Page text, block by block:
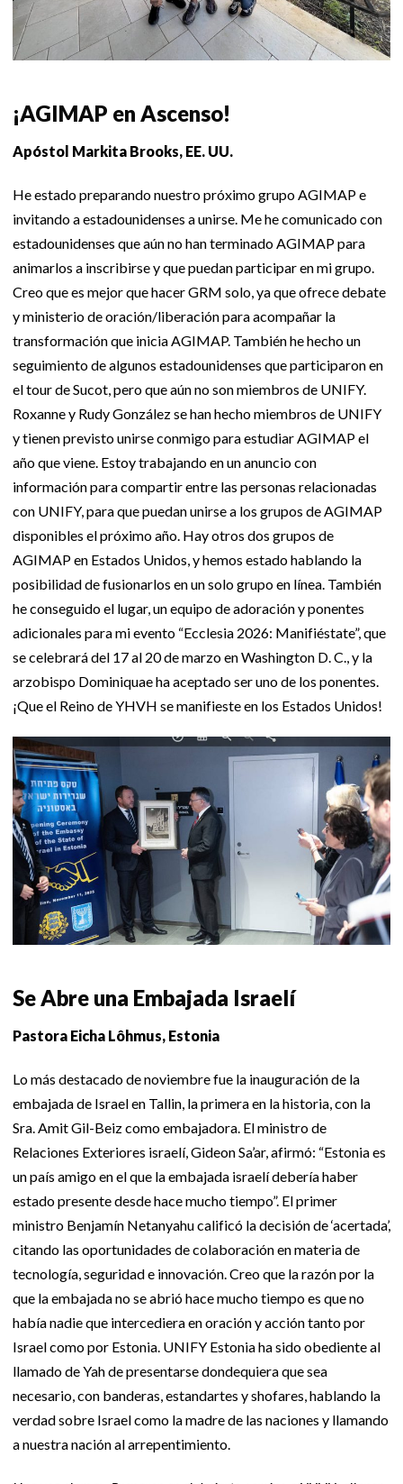
¡AGIMAP en Ascenso!
Apóstol Markita Brooks, EE. UU.
He estado preparando nuestro próximo grupo AGIMAP e
invitando a estadounidenses a unirse. Me he comunicado con
estadounidenses que aún no han terminado AGIMAP para
animarlos a inscribirse y que puedan participar en mi grupo.
Creo que es mejor que hacer GRM solo, ya que ofrece debate
y ministerio de oración/liberación para acompañar la
transformación que inicia AGIMAP. También he hecho un
seguimiento de algunos estadounidenses que participaron en
el tour de Sucot, pero que aún no son miembros de UNIFY.
Roxanne y Rudy González se han hecho miembros de UNIFY
y tienen previsto unirse conmigo para estudiar AGIMAP el
año que viene. Estoy trabajando en un anuncio con
información para compartir entre las personas relacionadas
con UNIFY, para que puedan unirse a los grupos de AGIMAP
disponibles el próximo año. Hay otros dos grupos de
AGIMAP en Estados Unidos, y hemos estado hablando la
posibilidad de fusionarlos en un solo grupo en línea. También
he conseguido el lugar, un equipo de adoración y ponentes
adicionales para mi evento “Ecclesia 2026: Manifiéstate”, que
se celebrará del 17 al 20 de marzo en Washington D. C., y la
arzobispo Dominiquae ha aceptado ser uno de los ponentes.
¡Que el Reino de YHVH se manifieste en los Estados Unidos!
Se Abre una Embajada Israelí
Pastora Eicha Lôhmus, Estonia
Lo más destacado de noviembre fue la inauguración de la
embajada de Israel en Tallin, la primera en la historia, con la
Sra. Amit Gil-Beiz como embajadora. El ministro de
Relaciones Exteriores israelí, Gideon Sa’ar, afirmó: “Estonia es
un país amigo en el que la embajada israelí debería haber
estado presente desde hace mucho tiempo”. El primer
ministro Benjamín Netanyahu calificó la decisión de ‘acertada’,
citando las oportunidades de colaboración en materia de
tecnología, seguridad e innovación. Creo que la razón por la
que la embajada no se abrió hace mucho tiempo es que no
había nadie que intercediera en oración y acción tanto por
Israel como por Estonia. UNIFY Estonia ha sido obediente al
llamado de Yah de presentarse dondequiera que sea
necesario, con banderas, estandartes y shofares, hablando la
verdad sobre Israel como la madre de las naciones y llamando
a nuestra nación al arrepentimiento.